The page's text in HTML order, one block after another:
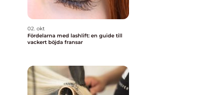
02. okt
Fördelarna med lashlift: en guide till
vackert böjda fransar